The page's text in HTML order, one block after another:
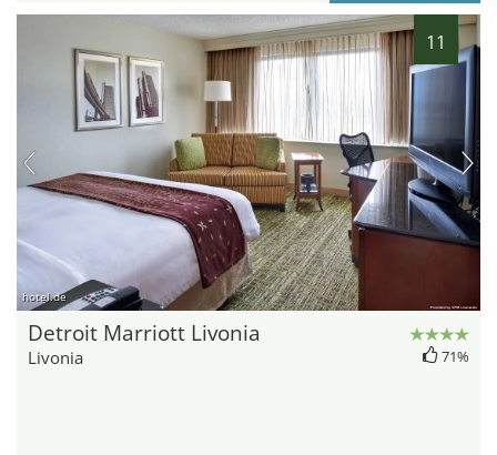
11
hotel.de
Detroit Marriott Livonia
Livonia 71%